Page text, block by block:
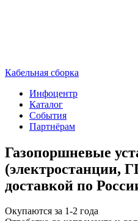
Кабельная сборка
Инфоцентр
Каталог
События
Партнёрам
Газопоршневые
(электростанции,
доставкой по
Окупаются за 1-2 года